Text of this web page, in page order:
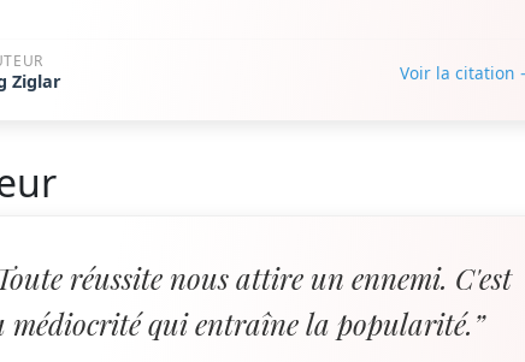
Ziglar Voir la citation
réussite nous attire un ennemi. C'est
médiocrité qui entraîne la popularité.”